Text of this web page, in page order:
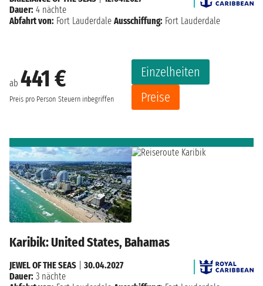
ab 441 €
Preis pro Person Steuern inbegriffen
Einzelheiten
Preise
Dauer: 4 nächte
Abfahrt von: Fort Lauderdale Ausschiffung: Fort Lauderdale
Karibik: United States, Bahamas
JEWEL OF THE SEAS
30.04.2027
Dauer: 3 nächte